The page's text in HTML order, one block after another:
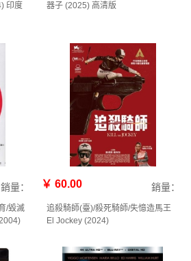
印度
器子 (2025) 高清版
銷量：
/毀滅
￥ 60.00 銷量：
追殺騎師(臺)/殺死騎師/失憶造馬王
El Jockey (2024)